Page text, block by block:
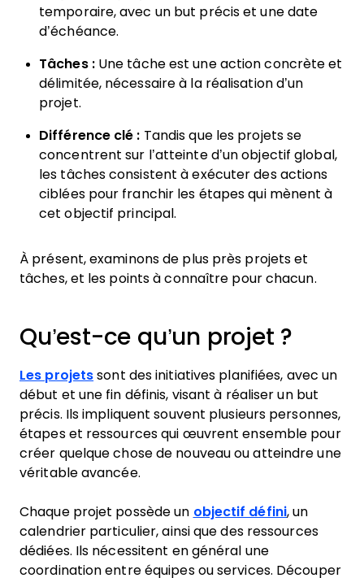
temporaire, avec un but précis et une date
d’échéance.
Tâches :Une tâche est une action concrète et
délimitée, nécessaire à la réalisation d’un
projet.
Différence clé : Tandis que les projets se
concentrent sur l’atteinte d’un objectif global,
les tâches consistent à exécuter des actions
ciblées pour franchir les étapes qui mènent à
cet objectif principal.
À présent, examinons de plus près projets et
tâches, et les points à connaître pour chacun.
Qu’est-ce qu’un projet ?
Les projets sont des initiatives planifiées, avec un
début et une fin définis, visant à réaliser un but
précis. Ils impliquent souvent plusieurs personnes,
étapes et ressources qui œuvrent ensemble pour
créer quelque chose de nouveau ou atteindre une
véritable avancée.
Chaque projet possède un objectif défini, un
calendrier particulier, ainsi que des ressources
dédiées. Ils nécessitent en général une
coordination entre équipes ou services. Découper